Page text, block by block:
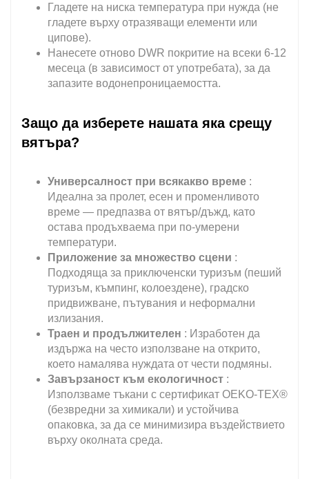
Гладете на ниска температура при нужда (не
гладете върху отразяващи елементи или
ципове).
Нанесете отново DWR покритие на всеки 6-12
месеца (в зависимост от употребата), за да
запазите водонепроницаемостта.
Защо да изберете нашата яка срещу
вятъра?
Универсалност при всякакво време :
Идеална за пролет, есен и променливото
време — предпазва от вятър/дъжд, като
остава продъхваема при по-умерени
температури.
Приложение за множество сцени :
Подходяща за приключенски туризъм (пеший
туризъм, къмпинг, колоездене), градско
придвижване, пътувания и неформални
излизания.
Траен и продължителен : Изработен да
издържа на често използване на открито,
което намалява нуждата от чести подмяны.
Завързаност към екологичност :
Използваме тъкани с сертификат OEKO-TEX®
(безвредни за химикали) и устойчива
опаковка, за да се минимизира въздействието
върху околната среда.